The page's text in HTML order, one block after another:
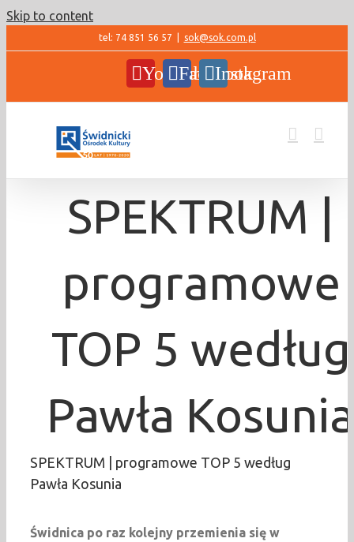
Skip to content
tel: 74 851 56 57 sok@sok.com.pl
YouTubeFacebookInstagram
SPEKTRUM |
programowe
TOP 5 według
Pawła Kosunia
SPEKTRUM | programowe TOP 5 według
Pawła Kosunia
Świdnica po raz kolejny przemienia się w